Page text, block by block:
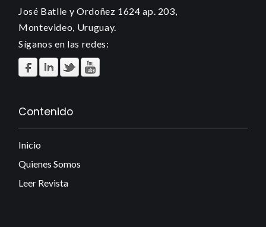
José Batlle y Ordoñez 1624 ap. 203,
Montevideo, Uruguay.
Síganos en las redes:
Contenido
Inicio
Quienes Somos
Leer Revista